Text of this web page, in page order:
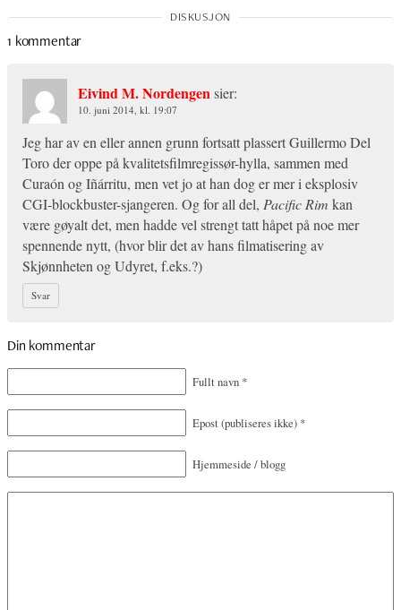
1 kommentar
Eivind M. Nordengen sier:
10. juni 2014, kl. 19:07
Jeg har av en eller annen grunn fortsatt plassert Guillermo Del
Toro der oppe på kvalitetsfilmregissør-hylla, sammen med
Curaón og Iñárritu, men vet jo at han dog er mer i eksplosiv
CGI-blockbuster-sjangeren. Og for all del, Pacific Rim kan
være gøyalt det, men hadde vel strengt tatt håpet på noe mer
spennende nytt, (hvor blir det av hans filmatisering av
Skjønnheten og Udyret, f.eks.?)
Svar
Din kommentar
Fullt navn *
Epost(publiseres ikke) *
Hjemmeside / blogg